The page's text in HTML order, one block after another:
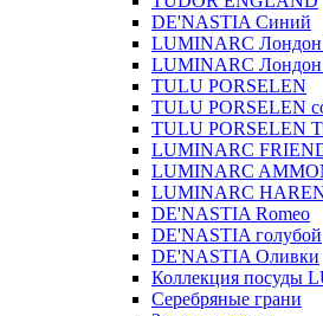
DE'NASTIA Синий
LUMINARC Лондон
LUMINARC Лондон
TULU PORSELEN
TULU PORSELEN
TULU PORSELEN
LUMINARC
LUMINARC
LUMINARC
DE'NASTIA Romeo
DE'NASTIA голубой
DE'NASTIA Оливки
Коллекция посуды
Серебряные грани